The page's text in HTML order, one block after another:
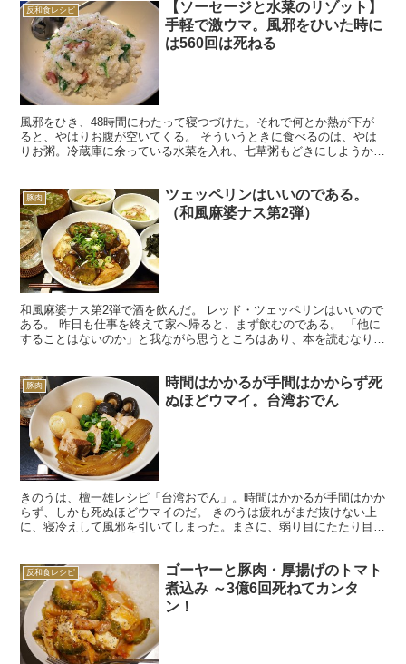
反和食レシピ
【ソーセージと水菜のリゾット】
手軽で激ウマ。風邪をひいた時に
は560回は死ねる
風邪をひき、48時間にわたって寝つづけた。それで何とか熱が下が
ると、やはりお腹が空いてくる。 そういうときに食べるのは、やは
りお粥。冷蔵庫に余っている水菜を入れ、七草粥もどきにしようかと
豚肉
ツェッペリンはいいのである。
（和風麻婆ナス第2弾）
和風麻婆ナス第2弾で酒を飲んだ。 レッド・ツェッペリンはいいので
ある。 昨日も仕事を終えて家へ帰ると、まず飲むのである。 「他に
することはないのか」と我ながら思うところはあり、本を読むなり、
豚肉
時間はかかるが手間はかからず死
ぬほどウマイ。台湾おでん
きのうは、檀一雄レシピ「台湾おでん」。時間はかかるが手間はかか
らず、しかも死ぬほどウマイのだ。 きのうは疲れがまだ抜けない上
に、寝冷えして風邪を引いてしまった。まさに、弱り目にたたり目。
反和食レシピ
ゴーヤーと豚肉・厚揚げのトマト
煮込み ～3億6回死ねてカンタ
ン！